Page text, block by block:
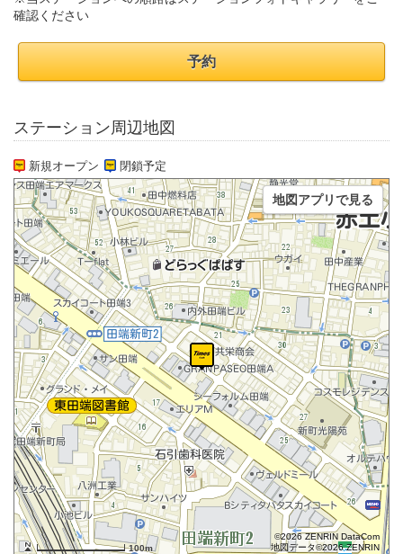
確認ください
予約
ステーション周辺地図
新規オープン 閉鎖予定
100m
©2026 ZENRIN DataCom
地図データ©2026 ZENRIN
地図アプリで見る